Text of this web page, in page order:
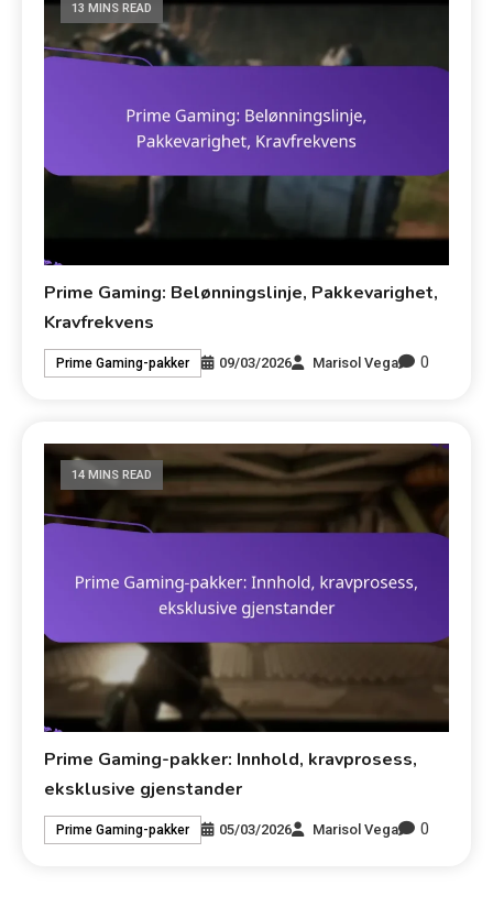
13 MINS READ
Prime Gaming: Belønningslinje, Pakkevarighet,
Kravfrekvens
Prime Gaming-pakker 09/03/2026 Marisol Vega 0
14 MINS READ
Prime Gaming-pakker: Innhold, kravprosess,
eksklusive gjenstander
Prime Gaming-pakker 05/03/2026 Marisol Vega 0